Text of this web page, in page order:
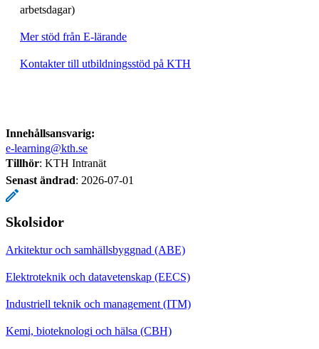
arbetsdagar)
Mer stöd från E-lärande
Kontakter till utbildningsstöd på KTH
Innehållsansvarig:
e-learning@kth.se
Tillhör: KTH Intranät
Senast ändrad: 2026-07-01
Skolsidor
Arkitektur och samhällsbyggnad (ABE)
Elektroteknik och datavetenskap (EECS)
Industriell teknik och management (ITM)
Kemi, bioteknologi och hälsa (CBH)